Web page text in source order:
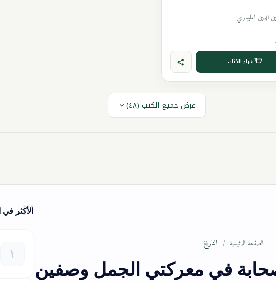
الدين المليباري
شراء الكتاب
عرض جميع الكتب (٤٨)
الصفحة الرئيسية التاريخ
في معركتي الجمل وصفين
الأكثر